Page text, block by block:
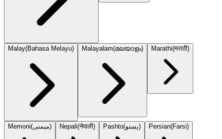
Malay(Bahasa Melayu) Malayalam(മലയാളം) Marathi(मराठी)
Memoni(میمنی) Nepali(नेपाली) Pashto(پښتو) Persian(Farsi)